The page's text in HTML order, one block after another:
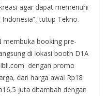
agar dapat memenuhi
tutup Tekno.
membuka booking pre-
di lokasi booth D1A
dengan promo
dari harga awal Rp18
juta ditambah dengan